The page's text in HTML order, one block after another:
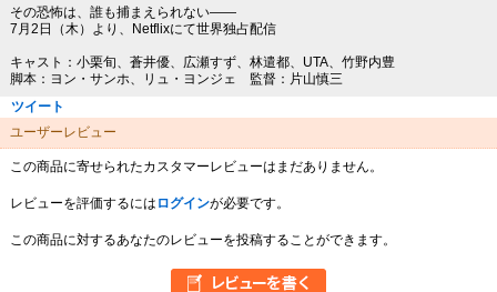
その恐怖は、誰も捕まえられない――
7月2日（木）より、Netflixにて世界独占配信
キャスト：小栗旬、蒼井優、広瀬すず、林遣都、UTA、竹野内豊
脚本：ヨン・サンホ、リュ・ヨンジェ 監督：片山慎三
ツイート
ユーザーレビュー
この商品に寄せられたカスタマーレビューはまだありません。
レビューを評価するには ログインが必要です。
この商品に対するあなたのレビューを投稿することができます。